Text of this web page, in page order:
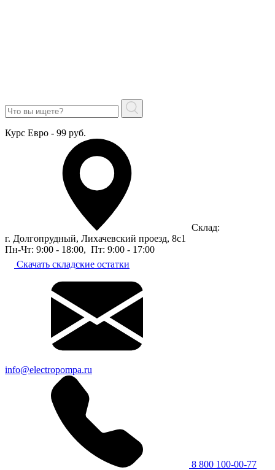
Курс Евро - 99 руб.
Склад:
г. Долгопрудный, Лихачевский проезд, 8c1
Пн-Чт: 9:00 - 18:00, Пт: 9:00 - 17:00
Скачать складские остатки
info@electropompa.ru
8 800 100-00-77